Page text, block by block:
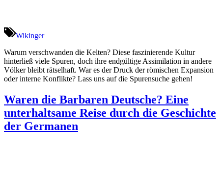
Wikinger
Warum verschwanden die Kelten? Diese faszinierende Kultur
hinterließ viele Spuren, doch ihre endgültige Assimilation in andere
Völker bleibt rätselhaft. War es der Druck der römischen Expansion
oder interne Konflikte? Lass uns auf die Spurensuche gehen!
Waren die Barbaren Deutsche? Eine
unterhaltsame Reise durch die Geschichte
der Germanen